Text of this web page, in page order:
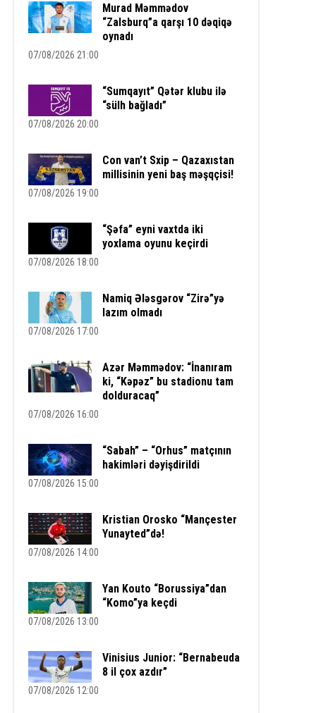
Murad Məmmədov
“Zalsburq”a qarşı 10 dəqiqə
oynadı
07/08/2026 21:00
“Sumqayıt” Qətər klubu ilə
“sülh bağladı”
07/08/2026 20:00
Con van’t Sxip – Qazaxıstan
millisinin yeni baş məşqçisi!
07/08/2026 19:00
“Şəfa” eyni vaxtda iki
yoxlama oyunu keçirdi
07/08/2026 18:00
Namiq Ələsgərov “Zirə”yə
lazım olmadı
07/08/2026 17:00
Azər Məmmədov: “İnanıram
ki, “Kəpəz” bu stadionu tam
dolduracaq”
07/08/2026 16:00
“Sabah” – “Orhus” matçının
hakimləri dəyişdirildi
07/08/2026 15:00
Kristian Orosko “Mançester
Yunayted”də!
07/08/2026 14:00
Yan Kouto “Borussiya”dan
“Komo”ya keçdi
07/08/2026 13:00
Vinisius Junior: “Bernabeuda
8 il çox azdır”
07/08/2026 12:00